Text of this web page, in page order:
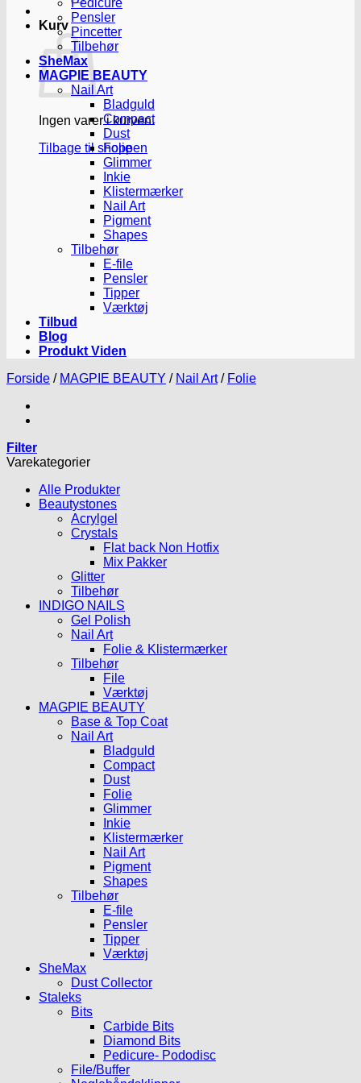
Kurv
Ingen varer i kurven.
Tilbage til shoppen
Pedicure
Pensler
Pincetter
Tilbehør
SheMax
MAGPIE BEAUTY
Nail Art
Bladguld
Compact
Dust
Folie
Glimmer
Inkie
Klistermærker
Nail Art
Pigment
Shapes
Tilbehør
E-file
Pensler
Tipper
Værktøj
Tilbud
Blog
Produkt Viden
Forside / MAGPIE BEAUTY / Nail Art / Folie
Filter
Varekategorier
Alle Produkter
Beautystones
Acrylgel
Crystals
Flat back Non Hotfix
Mix Pakker
Glitter
Tilbehør
INDIGO NAILS
Gel Polish
Nail Art
Folie & Klistermærker
Tilbehør
File
Værktøj
MAGPIE BEAUTY
Base & Top Coat
Nail Art
Bladguld
Compact
Dust
Folie
Glimmer
Inkie
Klistermærker
Nail Art
Pigment
Shapes
Tilbehør
E-file
Pensler
Tipper
Værktøj
SheMax
Dust Collector
Staleks
Bits
Carbide Bits
Diamond Bits
Pedicure- Pododisc
File/Buffer